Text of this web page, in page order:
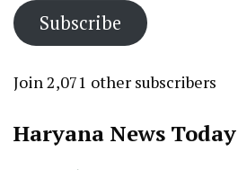
Subscribe
Join 2,071 other subscribers
Haryana News Today